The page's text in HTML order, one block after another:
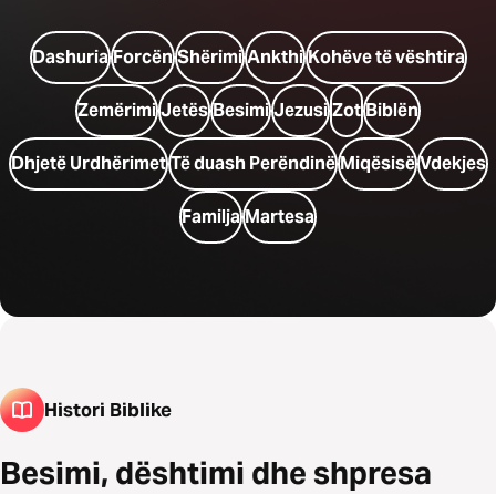
DashuriaForcënShërimiAnkthiKohëve të vështira
ZemërimiJetësBesimiJezusiZotBiblën
Dhjetë UrdhërimetTë duash PerëndinëMiqësisëVdekjes
FamiljaMartesa
Histori Biblike
Besimi, dështimi dhe shpresa